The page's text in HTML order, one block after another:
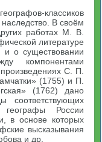
классиков
В своём
работах М. В.
литературе
о существовании
компонентами
С. П.
(1755) и П.
(1762) дано
соответствующих
России
в основе которых
высказывания
и др.